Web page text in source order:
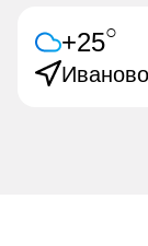
+25○
Иваново